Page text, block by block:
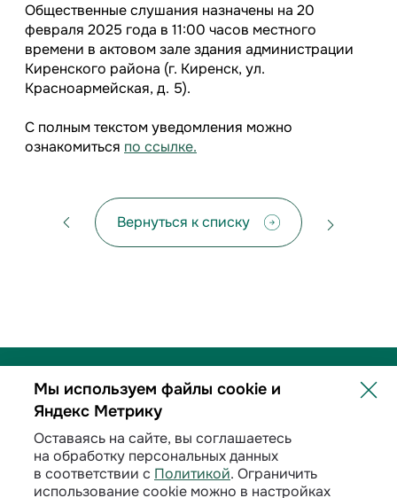
Общественные слушания назначены на 20
февраля 2025 года в 11:00 часов местного
времени в актовом зале здания администрации
Киренского района (г. Киренск, ул.
Красноармейская, д. 5).
С полным текстом уведомления можно
ознакомиться по ссылке.
Вернуться к списку
Политика обработки персональных данных
Договорные условия
Раскрытие информации
Мы используем файлы cookie и
Яндекс Метрику
Оставаясь на сайте, вы соглашаетесь
на обработку персональных данных
в соответствии с Политикой. Ограничить
использование cookie можно в настройках